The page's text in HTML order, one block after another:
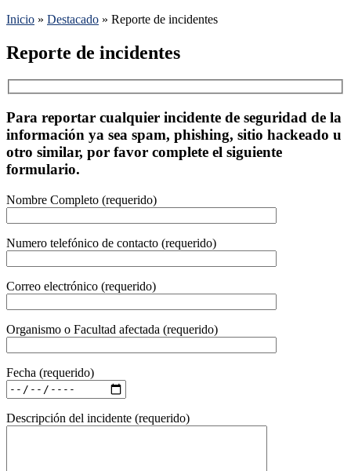
Inicio » Destacado » Reporte de incidentes
Reporte de incidentes
Para reportar cualquier incidente de seguridad de la
información ya sea spam, phishing, sitio hackeado u
otro similar, por favor complete el siguiente
formulario.
Nombre Completo (requerido)
Numero telefónico de contacto (requerido)
Correo electrónico (requerido)
Organismo o Facultad afectada (requerido)
Fecha (requerido)
Descripción del incidente (requerido)